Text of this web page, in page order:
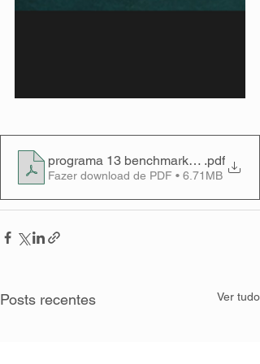
programa 13 benchmarking_v1_LM
.pdf
Fazer download de PDF • 6.71MB
Posts recentes Ver tudo